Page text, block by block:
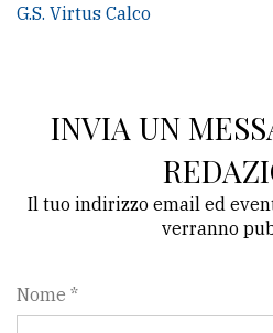
G.S. Virtus Calco
INVIA UN
Il tuo indirizzo email ed
verranno
Nome *